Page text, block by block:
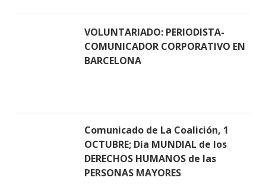
VOLUNTARIADO: PERIODISTA-
COMUNICADOR CORPORATIVO EN
BARCELONA
Comunicado de La Coalición, 1
OCTUBRE; Día MUNDIAL de los
DERECHOS HUMANOS de las
PERSONAS MAYORES